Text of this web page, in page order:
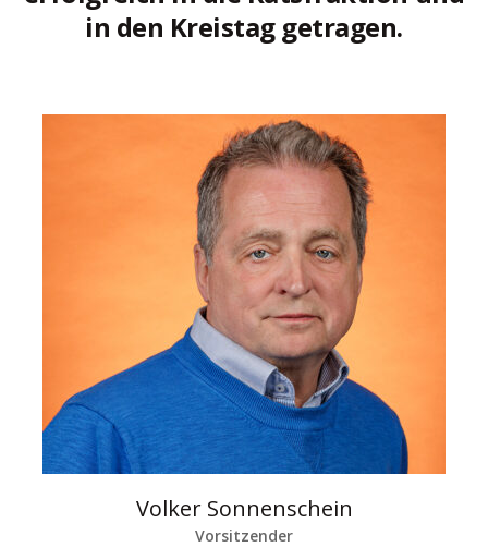
in den Kreistag getragen.
Volker Sonnenschein
Vorsitzender